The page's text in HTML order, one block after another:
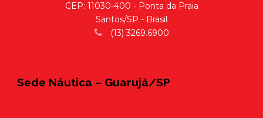
CEP: 11030-400 - Ponta da Praia
Santos/SP - Brasil
(13) 3269.6900
Sede Náutica – Guarujá/SP